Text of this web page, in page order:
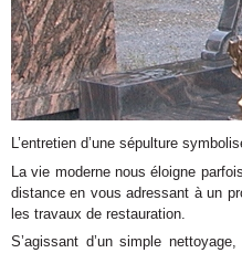
L’entretien d’une sépulture
La vie moderne nous éloigne
distance en vous adressant à un
les travaux de restauration.
S’agissant d’un simple